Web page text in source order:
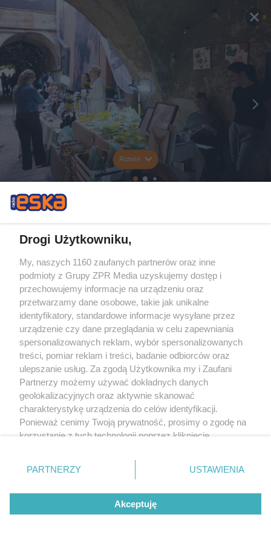
Rozwiń
Drogi Użytkowniku,
My, naszych 1160 zaufanych partnerów oraz inne
podmioty z Grupy ZPR Media uzyskujemy dostęp i
przechowujemy informacje na urządzeniu oraz
przetwarzamy dane osobowe, takie jak unikalne
identyfikatory, standardowe informacje wysyłane przez
urządzenie czy dane przeglądania w celu zapewniania
spersonalizowanych reklam, wybór spersonalizowanych
treści, pomiar reklam i treści, badanie odbiorców oraz
ulepszanie usług. Za zgodą Użytkownika my i Zaufani
Partnerzy możemy używać dokładnych danych
geolokalizacyjnych oraz aktywnie skanować
charakterystykę urządzenia do celów identyfikacji.
Ponieważ cenimy Twoją prywatność, prosimy o zgodę na
korzystanie z tych technologii poprzez kliknięcie
zmienić/wycofać klikając przycisk ustawień prywatności
znajdujący się w lewym dolnym rogu strony
rodzaje przetwarzania danych nie wymagają zgody
użytkownika, ale masz prawo sprzeciwić się takiemu
przetwarzaniu. Preferencje będą miały zastosowanie tylko
PARTNERZY USTAWIENIA
Akceptuję